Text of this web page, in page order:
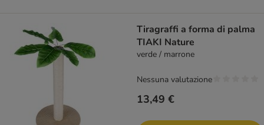
Tiragraffi a forma di palma
TIAKI Nature
verde / marrone
13,49 €
Nessuna valutazione